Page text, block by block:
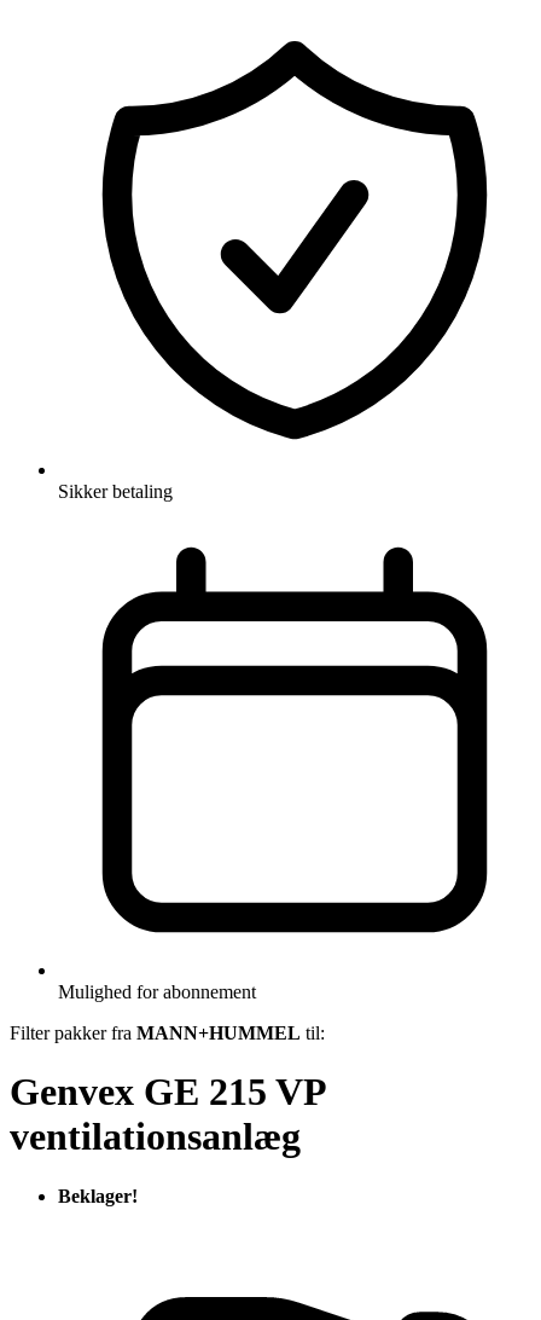
Filter pakker fra MANN+HUMMEL til:
Genvex GE 215 VP
ventilationsanlæg
Beklager!